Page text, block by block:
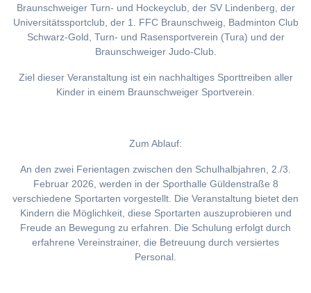
Braunschweiger Turn- und Hockeyclub, der SV Lindenberg, der
Universitätssportclub, der 1. FFC Braunschweig, Badminton Club
Schwarz-Gold, Turn- und Rasensportverein (Tura) und der
Braunschweiger Judo-Club.
Ziel dieser Veranstaltung ist ein nachhaltiges Sporttreiben aller
Kinder in einem Braunschweiger Sportverein.
Zum Ablauf:
An den zwei Ferientagen zwischen den Schulhalbjahren, 2./3.
Februar 2026, werden in der Sporthalle Güldenstraße 8
verschiedene Sportarten vorgestellt. Die Veranstaltung bietet den
Kindern die Möglichkeit, diese Sportarten auszuprobieren und
Freude an Bewegung zu erfahren. Die Schulung erfolgt durch
erfahrene Vereinstrainer, die Betreuung durch versiertes
Personal.